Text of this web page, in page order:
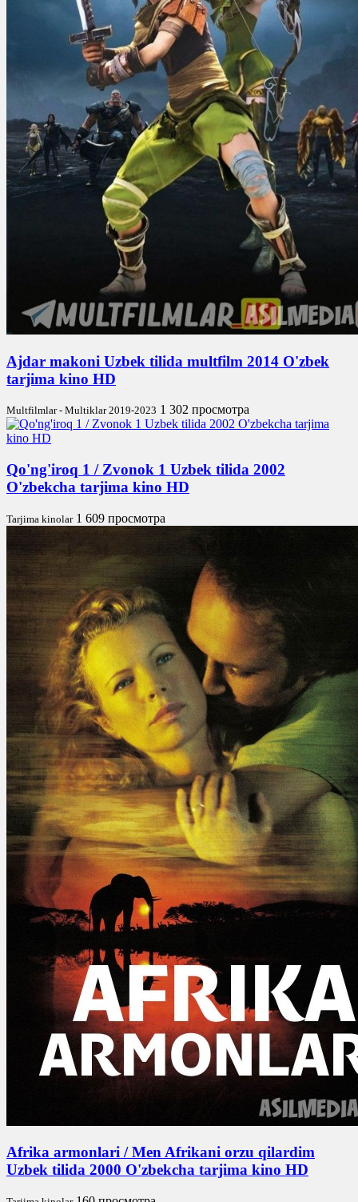
Ajdar makoni Uzbek tilida multfilm 2014 O'zbek
tarjima kino HD
Multfilmlar - Multiklar 2019-2023 1 302 просмотра
Qo'ng'iroq 1 / Zvonok 1 Uzbek tilida 2002
O'zbekcha tarjima kino HD
Tarjima kinolar 1 609 просмотра
Afrika armonlari / Men Afrikani orzu qilardim
Uzbek tilida 2000 O'zbekcha tarjima kino HD